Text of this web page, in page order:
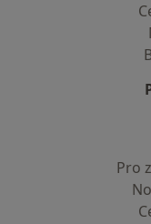
Pro